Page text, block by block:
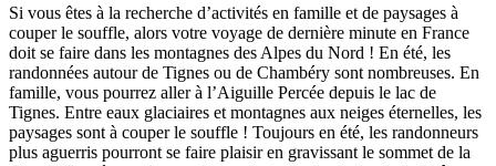
Si vous êtes à la recherche d’activités en famille et de paysages à
couper le souffle, alors votre voyage de dernière minute en France
doit se faire dans les montagnes des Alpes du Nord ! En été, les
randonnées autour de Tignes ou de Chambéry sont nombreuses. En
famille, vous pourrez aller à l’Aiguille Percée depuis le lac de
Tignes. Entre eaux glaciaires et montagnes aux neiges éternelles, les
paysages sont à couper le souffle ! Toujours en été, les randonneurs
plus aguerris pourront se faire plaisir en gravissant le sommet de la